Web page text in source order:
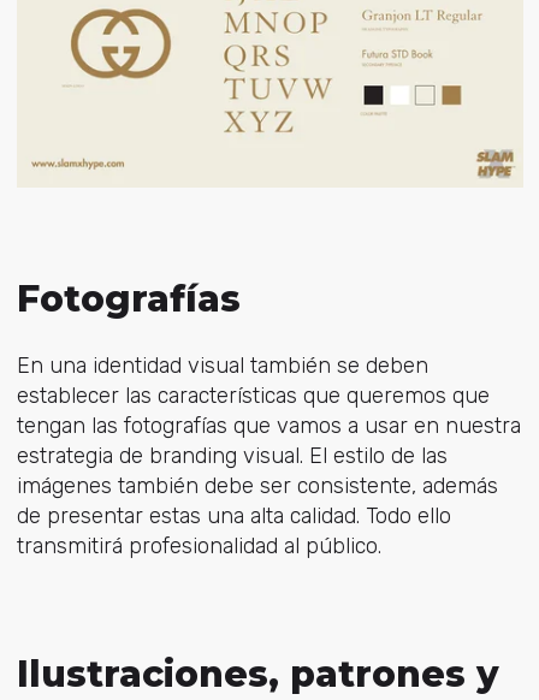
Fotografías
En una identidad visual también se deben
establecer las características que queremos que
tengan las fotografías que vamos a usar en nuestra
estrategia de branding visual. El estilo de las
imágenes también debe ser consistente, además
de presentar estas una alta calidad. Todo ello
transmitirá profesionalidad al público.
Ilustraciones, patrones y